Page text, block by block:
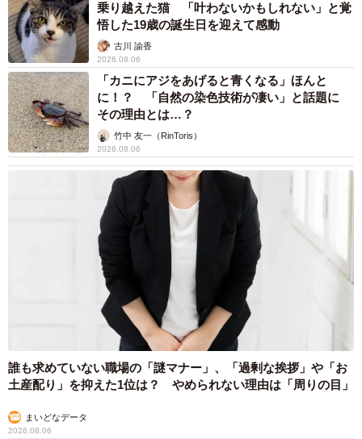
芸鼓さん舞妓さんにインタビュー／北川聖子さん
（@seiko_kimono_world）提供
乗り越えた猫 「叶わないかもしれない」と覚
悟した19歳の誕生日を迎えて感動
古川 諭香
2026.08.06
「カニにアジをあげると青くなる」ほんと
に！？ 「自然の染色技術が凄い」と話題に
その理由とは…？
竹中 友一（RinToris）
2026.08.06
誰も求めていない職場の「謎マナー」、「過剰な挨拶」や「お
土産配り」を抑えた1位は？ やめられない理由は「周りの目」
まいどなデータ
2026.08.06